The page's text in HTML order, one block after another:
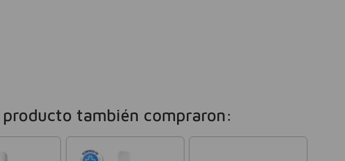
también compraron: